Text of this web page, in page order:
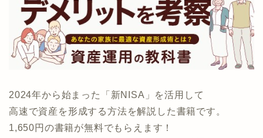
2024年から始まった「新NISA」を活用して
高速で資産を形成する方法を解説した書籍です。
1,650円の書籍が無料でもらえます！